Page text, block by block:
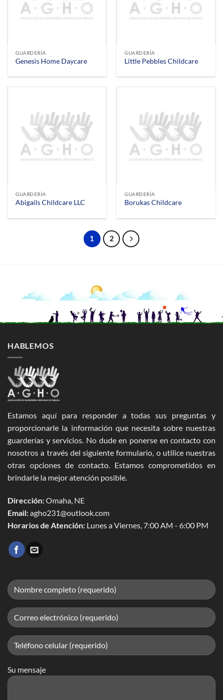
GUARDERÍA
Genesis Home Daycare
GUARDERÍA
Little Pebbles Childcare
GUARDERÍA
Abigails Childcare LLC
GUARDERÍA
Borukas Childcare
1 2
HABLEMOS
Estamos aquí para responder a todas sus preguntas y
proporcionarle la información que necesita sobre nuestras
guarderías y servicios. No dude en ponerse en contacto con
nosotros a través del siguiente formulario, o utilice nuestras
otras opciones de contacto. Estamos comprometidos en
brindarle la mejor atención posible.
Dirección:Omaha, NE
Email:agho231@outlook.com
Horarios de Atención: Lunes a Viernes, 7:00 AM - 6:00 PM
Su mensaje